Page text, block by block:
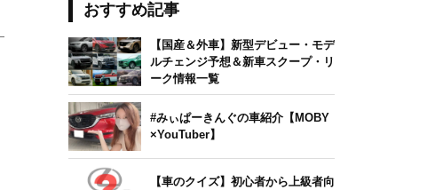
おすすめ記事
【国産＆外車】新型デビュー・モデ
ルチェンジ予想＆新車スクープ・リ
ーク情報一覧
#みぃぱーきんぐの車紹介【MOBY
×YouTuber】
【車のクイズ】初心者から上級者向